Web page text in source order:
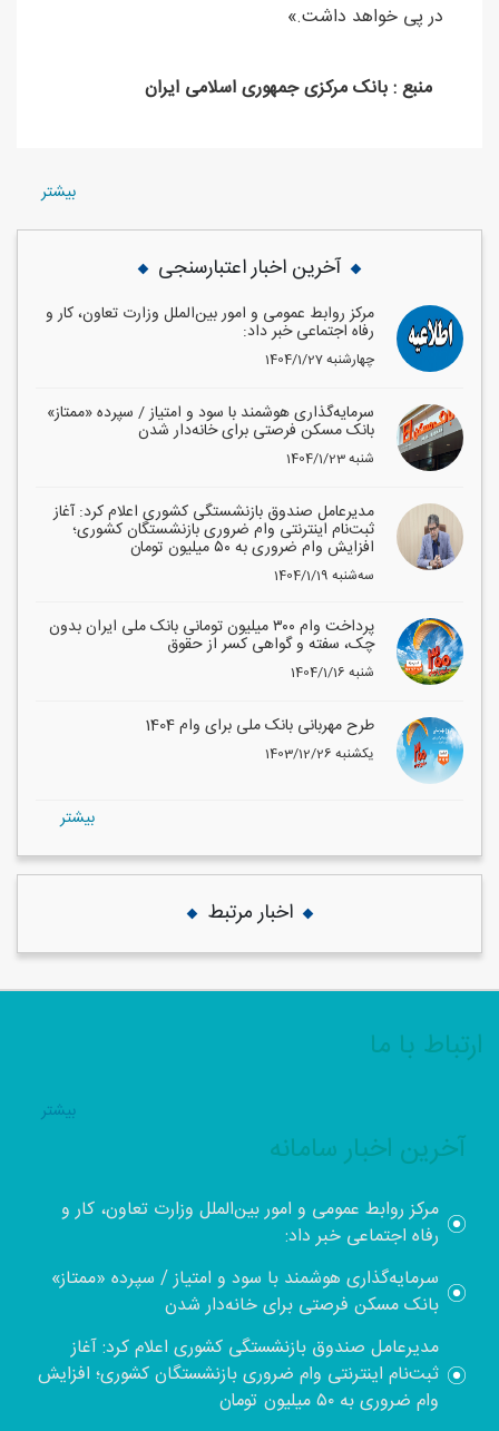
در پی خواهد داشت.»
منبع : بانک مرکزی جمهوری اسلامی ایران
بيشتر
آخرین اخبار اعتبارسنجی
مرکز روابط عمومی و امور بین‌الملل وزارت تعاون، کار و
رفاه اجتماعی خبر داد:
1404/1/27 چهارشنبه
سرمایه‌گذاری هوشمند با سود و امتیاز / سپرده «ممتاز»
بانک مسکن فرصتی برای خانه‌دار شدن
1404/1/23 شنبه
مدیرعامل صندوق بازنشستگی کشوری اعلام کرد: آغاز
ثبت‌نام اینترنتی وام ضروری بازنشستگان کشوری؛
افزایش وام ضروری به ۵۰ میلیون تومان
1404/1/19 سه‌شنبه
پرداخت وام ۳۰۰ میلیون تومانی بانک ملی ایران بدون
چک، سفته و گواهی کسر از حقوق
1404/1/16 شنبه
طرح مهربانی بانک ملی برای وام 1404
1403/12/26 یکشنبه
بيشتر
اخبار مرتبط
ارتباط با ما
بيشتر
آخرین اخبار سامانه
مرکز روابط عمومی و امور بین‌الملل وزارت تعاون، کار و
رفاه اجتماعی خبر داد:
سرمایه‌گذاری هوشمند با سود و امتیاز / سپرده «ممتاز»
بانک مسکن فرصتی برای خانه‌دار شدن
مدیرعامل صندوق بازنشستگی کشوری اعلام کرد: آغاز
ثبت‌نام اینترنتی وام ضروری بازنشستگان کشوری؛ افزایش
وام ضروری به ۵۰ میلیون تومان